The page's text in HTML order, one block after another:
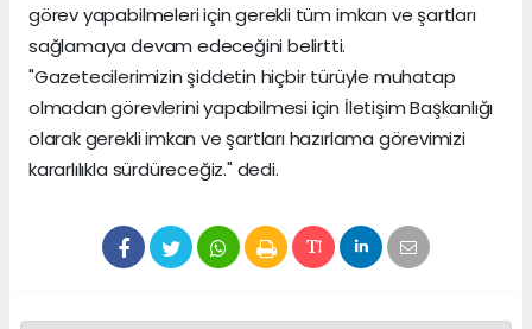
görev yapabilmeleri için gerekli tüm imkan ve şartları
sağlamaya devam edeceğini belirtti.
"Gazetecilerimizin şiddetin hiçbir türüyle muhatap
olmadan görevlerini yapabilmesi için İletişim Başkanlığı
olarak gerekli imkan ve şartları hazırlama görevimizi
kararlılıkla sürdüreceğiz." dedi.